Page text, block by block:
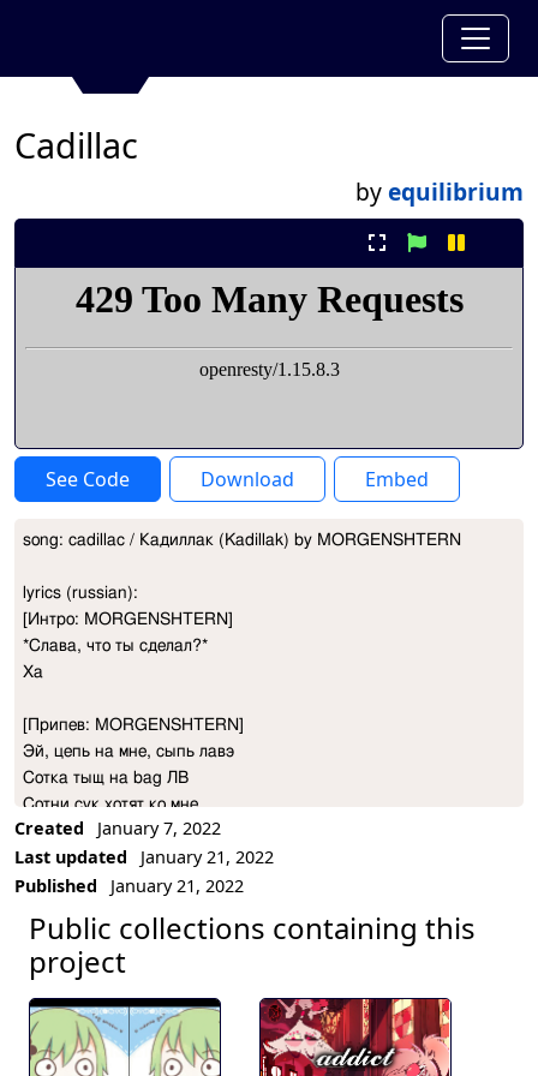
Cadillac
byequilibrium
See Code Download Embed
Project Description
song: cadillac / Кадиллак (Kadillak) by MORGENSHTERN
lyrics (russian):
[Интро: MORGENSHTERN]
*Слава, что ты сделал?*
Ха
[Припев: MORGENSHTERN]
Эй, цепь на мне, сыпь лавэ
Сотка тыщ на bag ЛВ
Сотни сук хотят ко мне
Сотни сук хотят камней
Как дела? Как дела?
Это новый Cadillac
Делать деньги, блять, вот так (окей, few)
Ay, bitch, we got some пушки (пр-р, пау)
Пау-пау, попал по тушке (ха)
На мне ща две подушки (оу да)
Created
January 7, 2022
Last updated
January 21, 2022
Published
January 21, 2022
Public collections containing this
project